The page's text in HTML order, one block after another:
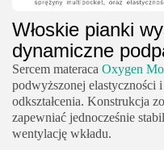
Włoskie pianki
dynamiczne
Sercem materaca Oxygen
podwyższonej elastyczności
odkształcenia. Konstrukcja
zapewniać jednocześnie
wentylację wkładu.